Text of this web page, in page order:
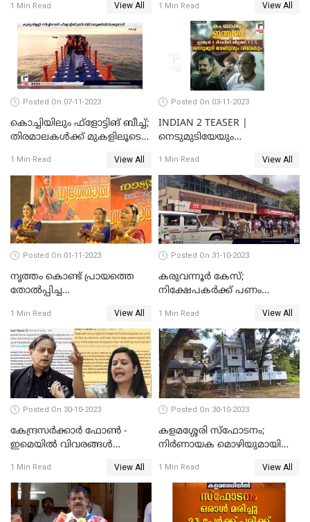
വൈറലായി വീഡിയോ
1 Min Read View All
ഓര്‍ക്കകളുടെ സ്വഭാവരീതി
1 Min Read View All
Posted On 07-11-2023
കൊച്ചിയിലും ഫ്‌ളോട്ടിങ് ബീച്ച്;
തിരമാലകള്‍ക്ക് മുകളിലൂടെ
1 Min Read View All
Posted On 03-11-2023
INDIAN 2 TEASER |
നെടുമുടിയേയും
കാണാം; ഇന്ത്യൻ 2 ടീസർ
പുറത്ത്
1 Min Read View All
Posted On 01-11-2023
നൃത്തം കൊണ്ട് പ്രായത്തെ
തോല്‍പ്പിച്ച
അറുപത്തി ആറ്‌ അമ്മമാരുടെ
അരങ്ങേറ്റം
1 Min Read View All
Posted On 31-10-2023
കരുവന്നൂർ കേസ്;
നിക്ഷേപകർക്ക് പണം
നിബന്ധനകൾ അറിയാം
1 Min Read View All
Posted On 30-10-2023
കേന്ദ്രസര്‍ക്കാര്‍ ഫോണ്‍ -
ഇമെയില്‍ വിവരങ്ങള്‍
പ്രതിപക്ഷ നേതാക്കള്‍
1 Min Read View All
Posted On 30-10-2023
കളമശ്ശേരി സ്ഫോടനം;
നിർണായക മൊഴിയുമായി
കോൾ വിവരങ്ങൾ തേടി
പൊലീസ്
1 Min Read View All